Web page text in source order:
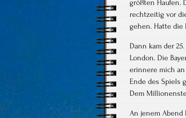
größten Haufen.
rechtzeitig vor
gehen. Hatte die
Dann kam der
London. Die
erinnere mich
Ende des Spiels
Dem
An jenem Abend